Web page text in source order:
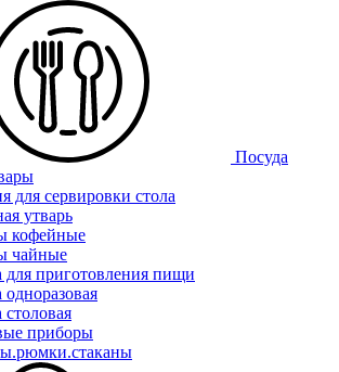
Посуда
для сервировки стола
утварь
кофейные
чайные
для приготовления пищи
одноразовая
приборы